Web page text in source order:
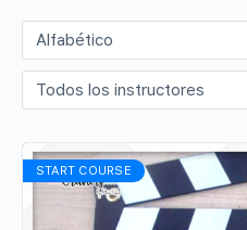
START COURSE